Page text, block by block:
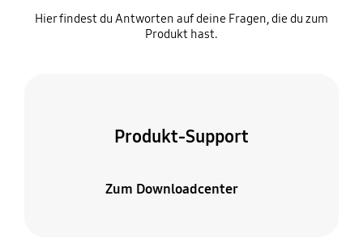
Hier findest du Antworten auf deine Fragen, die du zum
Produkt hast.
Produkt-Support
Zum Downloadcenter